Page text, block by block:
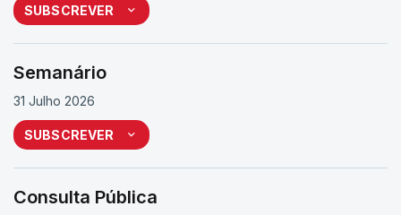
SUBSCREVER
Semanário
31 Julho 2026
SUBSCREVER
Consulta Pública